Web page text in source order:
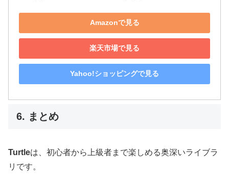
Amazonで見る
楽天市場で見る
Yahoo!ショッピングで見る
6. まとめ
Turtleは、初心者から上級者まで楽しめる奥深いライブラ
リです。